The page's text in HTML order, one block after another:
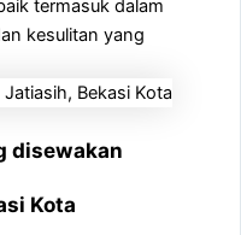
termasuk dalam
kesulitan yang
disewakan
Kota